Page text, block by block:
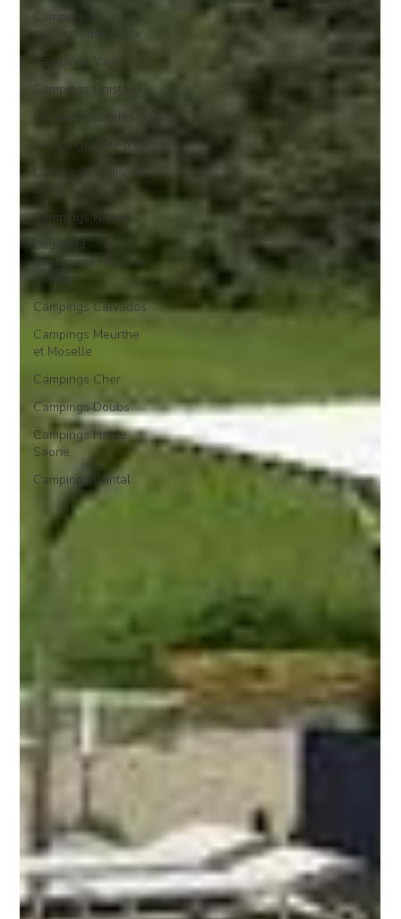
Campings &
accommodaties Var
Campings Vaucluse
Campings Finistere
Campings Landes
Campings Côte d'Or
Campings Saone et
Loire
Campings Nievre
Uitgelicht
Bourgogne Franche
Comte
Campings Calvados
Campings Meurthe
et Moselle
Campings Cher
Campings Doubs
Campings Haute
Saone
Campings Cantal